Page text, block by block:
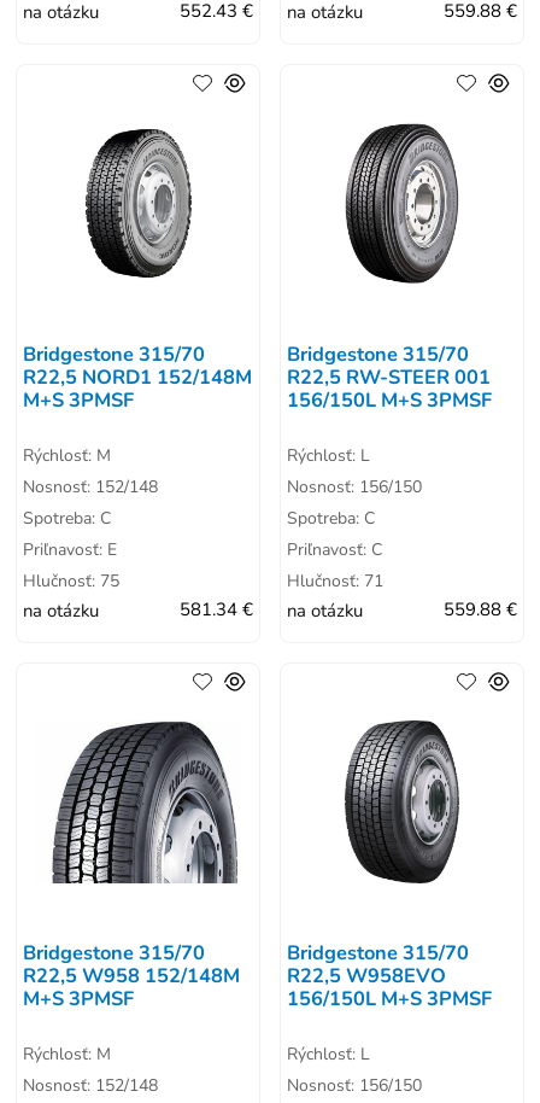
na otázku 552.43 € na otázku 559.88 €
Bridgestone 315/70
R22,5 NORD1 152/148M
M+S 3PMSF
Rýchlosť: M
Nosnosť: 152/148
Spotreba: C
Priľnavosť: E
Hlučnosť: 75
na otázku 581.34 €
Bridgestone 315/70
R22,5 RW-STEER 001
156/150L M+S 3PMSF
Rýchlosť: L
Nosnosť: 156/150
Spotreba: C
Priľnavosť: C
Hlučnosť: 71
na otázku 559.88 €
Bridgestone 315/70
R22,5 W958 152/148M
M+S 3PMSF
Rýchlosť: M
Nosnosť: 152/148
Bridgestone 315/70
R22,5 W958EVO
156/150L M+S 3PMSF
Rýchlosť: L
Nosnosť: 156/150